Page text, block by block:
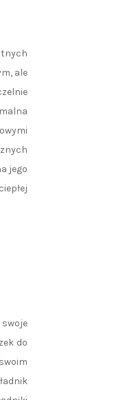
ale
jego
do